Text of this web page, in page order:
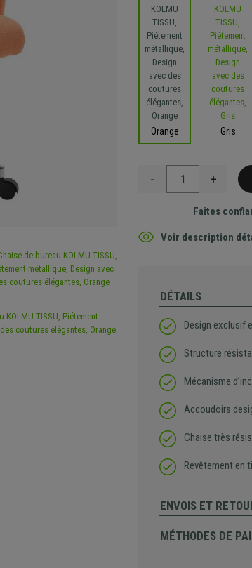
Orange Gris
- +
Faites
Voir description
DÉTAILS
Design exclusif
Structure
Mécanisme
Accoudoirs
Chaise très
Revêtement en
ENVOIS ET
MÉTHODES DE